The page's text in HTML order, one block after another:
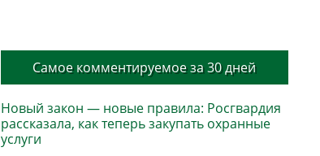
Самое комментируемое за 30 дней
Новый закон — новые правила: Росгвардия
рассказала, как теперь закупать охранные
услуги